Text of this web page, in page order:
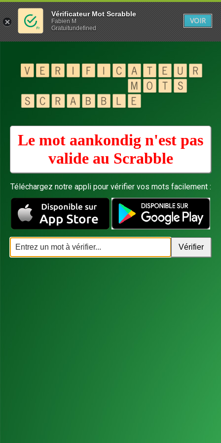
Le mot aankondig n'est pas
valide au Scrabble
Téléchargez notre appli pour vérifier vos mots facilement :
Vérificateur Mot Scrabble
Fabien M
Gratuitundefined
VOIR